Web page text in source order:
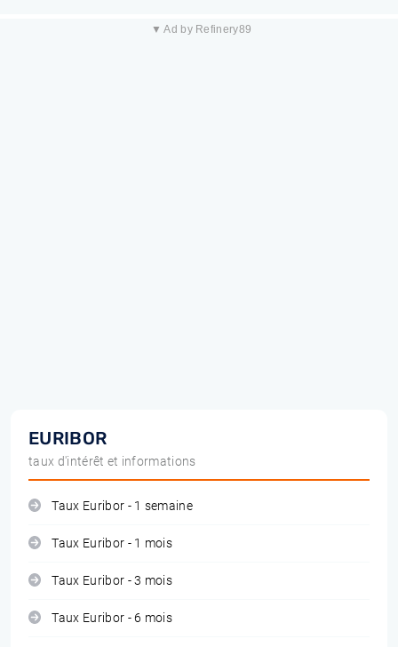
▼ Ad by Refinery89
EURIBOR
taux d'intérêt et informations
Taux Euribor - 1 semaine
Taux Euribor - 1 mois
Taux Euribor - 3 mois
Taux Euribor - 6 mois